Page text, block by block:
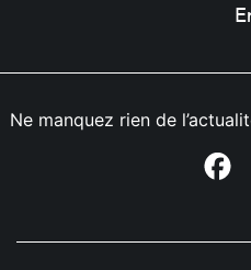
Ne manquez rien de